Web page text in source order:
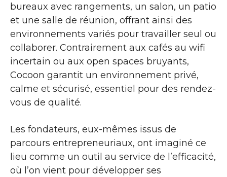
bureaux avec rangements, un salon, un patio
et une salle de réunion, offrant ainsi des
environnements variés pour travailler seul ou
collaborer. Contrairement aux cafés au wifi
incertain ou aux open spaces bruyants,
Cocoon garantit un environnement privé,
calme et sécurisé, essentiel pour des rendez-
vous de qualité.
Les fondateurs, eux-mêmes issus de
parcours entrepreneuriaux, ont imaginé ce
lieu comme un outil au service de l’efficacité,
où l’on vient pour développer ses